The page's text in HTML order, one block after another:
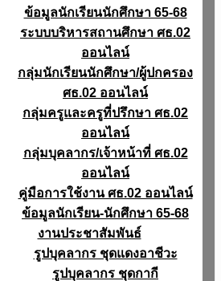
ข้อมูลนักเรียนนักศึกษา 65-68
ระบบบริหารสถานศึกษา ศธ.02
ออนไลน์
กลุ่มนักเรียนนักศึกษา/ผู้ปกครอง
ศธ.02 ออนไลน์
กลุ่มครูและครูที่ปรึกษา ศธ.02
ออนไลน์
กลุ่มบุคลากร/เจ้าหน้าที่ ศธ.02
ออนไลน์
คู่มือการใช้งาน ศธ.02 ออนไลน์
ข้อมูลนักเรียน-นักศึกษา 65-68
งานประชาสัมพันธ์
รูปบุคลากร ชุดแดงอาชีวะ
รูปบุคลากร ชุดกากี